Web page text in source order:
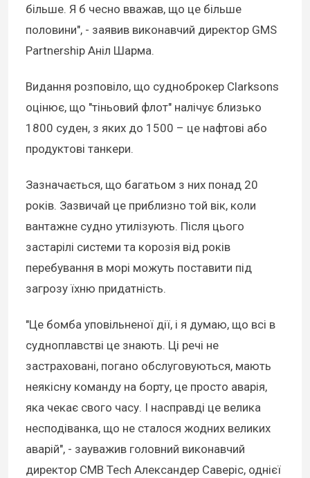
більше. Я б чесно вважав, що це більше
половини", - заявив виконавчий директор GMS
Partnership Аніл Шарма.
Видання розповіло, що судноброкер Clarksons
оцінює, що "тіньовий флот" налічує близько
1800 суден, з яких до 1500 – це нафтові або
продуктові танкери.
Зазначається, що багатьом з них понад 20
років. Зазвичай це приблизно той вік, коли
вантажне судно утилізують. Після цього
застарілі системи та корозія від років
перебування в морі можуть поставити під
загрозу їхню придатність.
"Це бомба уповільненої дії, і я думаю, що всі в
судноплавстві це знають. Ці речі не
застраховані, погано обслуговуються, мають
неякісну команду на борту, це просто аварія,
яка чекає свого часу. І насправді це велика
несподіванка, що не сталося жодних великих
аварій", - зауважив головний виконавчий
директор CMB Tech Александер Саверіс, однієї